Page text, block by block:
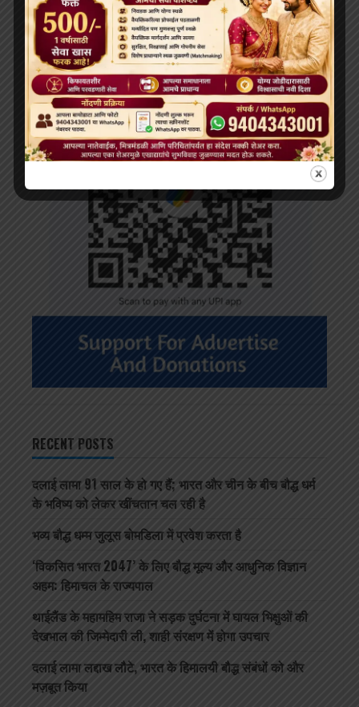
Search
for:
RECENT POSTS
दलाई लामा 91 साल के हो गए हैं; भारत और चीन के बीच बौद्ध धर्म
के भविष्य को लेकर खींचतान चल रही है
भव्य बौद्ध धम्म जुलूस बोमडिला में प्रवेश करता है
‘विकसित भारत 2047’ के लिए बौद्ध मूल्य और आधुनिक विज्ञान
अहम: हिमाचल के राज्यपाल
थाईलैंड के महामहिम राजा ने सड़क दुर्घटना में घायल भिक्षुओं की
देखभाल की जिम्मेदारी ली, शाही संरक्षण में होगा उपचार
दलाई लामा लद्दाख लौटे, भारत के हिमालयी बौद्ध संबंधों को और
मज़बूत किया